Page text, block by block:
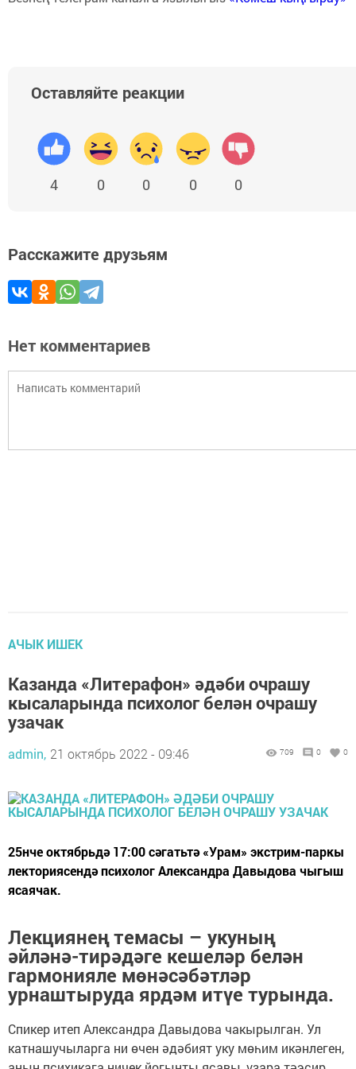
Оставляйте реакции
4 0 0 0 0
Расскажите друзьям
Нет комментариев
АЧЫК ИШЕК
Казанда «Литерафон» әдәби очрашу
кысаларында психолог белән очрашу
узачак
admin, 21 октябрь 2022 - 09:46 709 0 0
25нче октябрьдә 17:00 сәгатьтә «Урам» экстрим-паркы
лекториясендә психолог Александра Давыдова чыгыш
ясаячак.
Лекциянең темасы – укуның
әйләнә-тирәдәге кешеләр белән
гармонияле мөнәсәбәтләр
урнаштыруда ярдәм итүе турында.
Спикер итеп Александра Давыдова чакырылган. Ул
катнашучыларга ни өчен әдәбият уку мөһим икәнлеген,